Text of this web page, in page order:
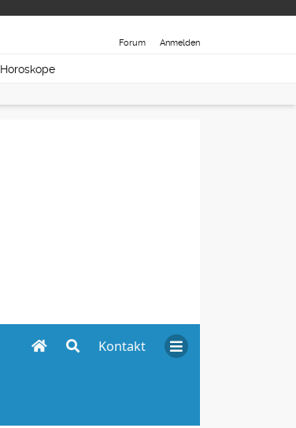
Forum Anmelden
Horoskope
Kontakt